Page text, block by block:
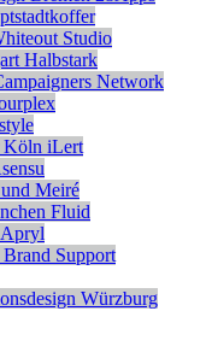
Studio
Halbstark
Network
Köln iLert
Meiré
Fluid
Apryl
Support
Würzburg